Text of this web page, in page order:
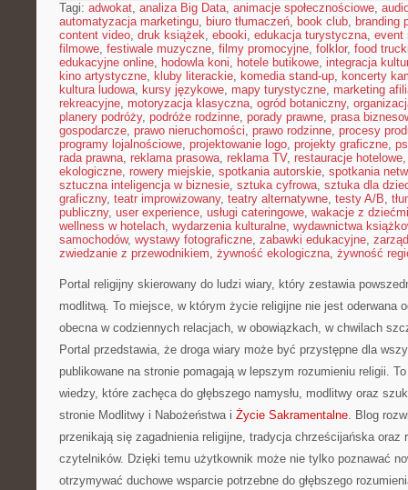
Tagi: adwokat, analiza Big Data, animacje społecznościowe,
automatyzacja marketingu, biuro tłumaczeń, book club, branding
content video, druk książek, ebooki, edukacja turystyczna, event
filmowe, festiwale muzyczne, filmy promocyjne, folklor, food
edukacyjne online, hodowla koni, hotele butikowe, integracja
kino artystyczne, kluby literackie, komedia stand-up, koncerty
kultura ludowa, kursy językowe, mapy turystyczne, marketing
rekreacyjne, motoryzacja klasyczna, ogród botaniczny,
planery podróży, podróże rodzinne, porady prawne, prasa
gospodarcze, prawo nieruchomości, prawo rodzinne, procesy
programy lojalnościowe, projektowanie logo, projekty graficzne,
rada prawna, reklama prasowa, reklama TV, restauracje hotelowe
ekologiczne, rowery miejskie, spotkania autorskie, spotkania
sztuczna inteligencja w biznesie, sztuka cyfrowa, sztuka dla
graficzny, teatr improwizowany, teatry alternatywne, testy A/B,
publiczny, user experience, usługi cateringowe, wakacje z dziećmi
wellness w hotelach, wydarzenia kulturalne, wydawnictwa
samochodów, wystawy fotograficzne, zabawki edukacyjne,
zwiedzanie z przewodnikiem, żywność ekologiczna, żywność
Portal religijny skierowany do ludzi wiary, który zestawia
modlitwą. To miejsce, w którym życie religijne nie jest oderwana
obecna w codziennych relacjach, w obowiązkach, w chwilach
Portal przedstawia, że droga wiary może być przystępne dla
publikowane na stronie pomagają w lepszym rozumieniu religii.
wiedzy, które zachęca do głębszego namysłu, modlitwy oraz
stronie Modlitwy i Nabożeństwa i Życie Sakramentalne. Blog
przenikają się zagadnienia religijne, tradycja chrześcijańska oraz
czytelników. Dzięki temu użytkownik może nie tylko poznawać
otrzymywać duchowe wsparcie potrzebne do głębszego